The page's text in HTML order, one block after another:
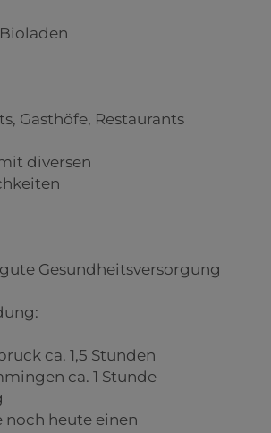
Gasthöfe, Restaurants
diversen
Gesundheitsversorgung
ca. 1,5 Stunden
ca. 1 Stunde
noch heute einen